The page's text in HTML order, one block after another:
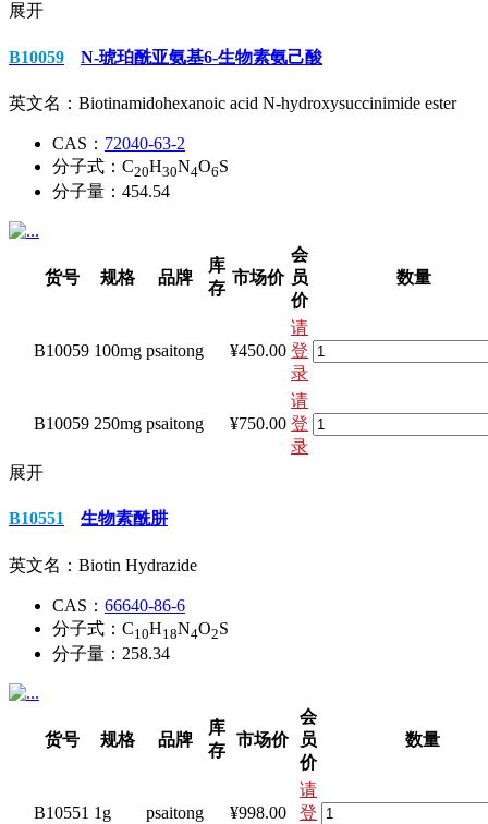
展开
B10059 N-琥珀酰亚氨基6-生物素氨己酸
英文名： Biotinamidohexanoic acid N-hydroxysuccinimide ester
CAS： 72040-63-2
分子式： C20H30N4O6S
分子量： 454.54
货号 规格 品牌
库
存
市场价
会
员
价
数量
B10059 100mg psaitong ¥450.00
请
登
录
B10059 250mg psaitong ¥750.00
请
登
录
展开
B10551 生物素酰肼
英文名： Biotin Hydrazide
CAS： 66640-86-6
分子式： C10H18N4O2S
分子量： 258.34
货号 规格 品牌
库
存
市场价
会
员
价
数量
B10551 1g psaitong ¥998.00
请
登